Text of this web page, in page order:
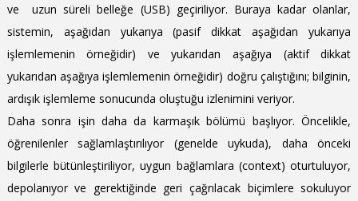
ve uzun süreli belleğe (USB) geçiriliyor. Buraya kadar olanlar,
sistemin, aşağıdan yukarıya (pasif dikkat aşağıdan yukarıya
işlemlemenin örneğidir) ve yukarıdan aşağıya (aktif dikkat
yukarıdan aşağıya işlemlemenin örneğidir) doğru çalıştığını; bilginin,
ardışık işlemleme sonucunda oluştuğu izlenimini veriyor.
Daha sonra işin daha da karmaşık bölümü başlıyor. Öncelikle,
öğrenilenler sağlamlaştırılıyor (genelde uykuda), daha önceki
bilgilerle bütünleştiriliyor, uygun bağlamlara (context) oturtuluyor,
depolanıyor ve gerektiğinde geri çağrılacak biçimlere sokuluyor